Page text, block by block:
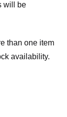
will be
than one item
availability.